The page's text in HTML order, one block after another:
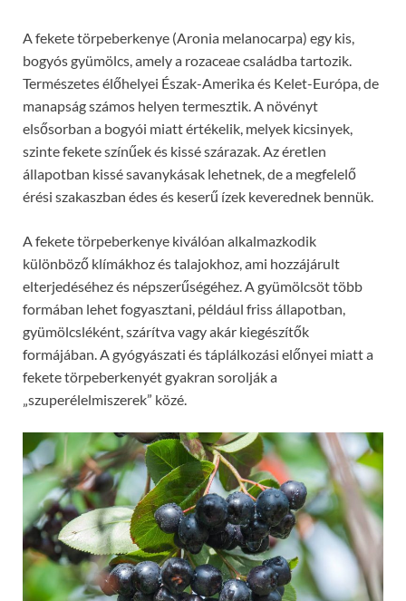
A fekete törpeberkenye (Aronia melanocarpa) egy kis,
bogyós gyümölcs, amely a rozaceae családba tartozik.
Természetes élőhelyei Észak-Amerika és Kelet-Európa, de
manapság számos helyen termesztik. A növényt
elsősorban a bogyói miatt értékelik, melyek kicsinyek,
szinte fekete színűek és kissé szárazak. Az éretlen
állapotban kissé savanykásak lehetnek, de a megfelelő
érési szakaszban édes és keserű ízek keverednek bennük.
A fekete törpeberkenye kiválóan alkalmazkodik
különböző klímákhoz és talajokhoz, ami hozzájárult
elterjedéséhez és népszerűségéhez. A gyümölcsöt több
formában lehet fogyasztani, például friss állapotban,
gyümölcsléként, szárítva vagy akár kiegészítők
formájában. A gyógyászati és táplálkozási előnyei miatt a
fekete törpeberkenyét gyakran sorolják a
„szuperélelmiszerek” közé.